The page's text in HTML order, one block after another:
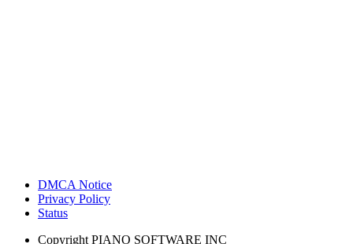
DMCA Notice
Privacy Policy
Status
Copyright PIANO SOFTWARE INC